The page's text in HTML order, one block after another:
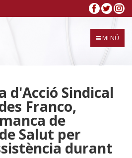
MENÚ
d'Acció Sindical
Franco,
de
Salut per
durant